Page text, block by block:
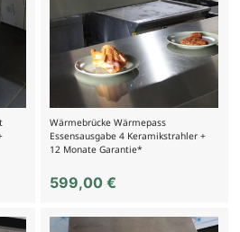
Wärmebrücke Wärmepass
Essensausgabe 4 Keramikstrahler +
12 Monate Garantie*
599,00€